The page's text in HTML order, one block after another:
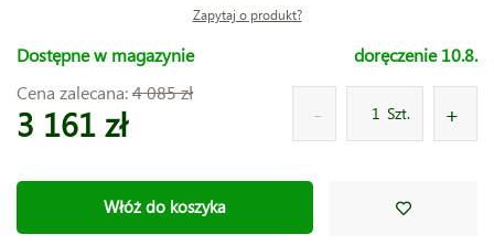
Zapytaj o produkt?
Dostępne w magazynie
doręczenie 10.8.
Cena zalecana:4 085 zł
3 161 zł Szt.
Włóż do koszyka